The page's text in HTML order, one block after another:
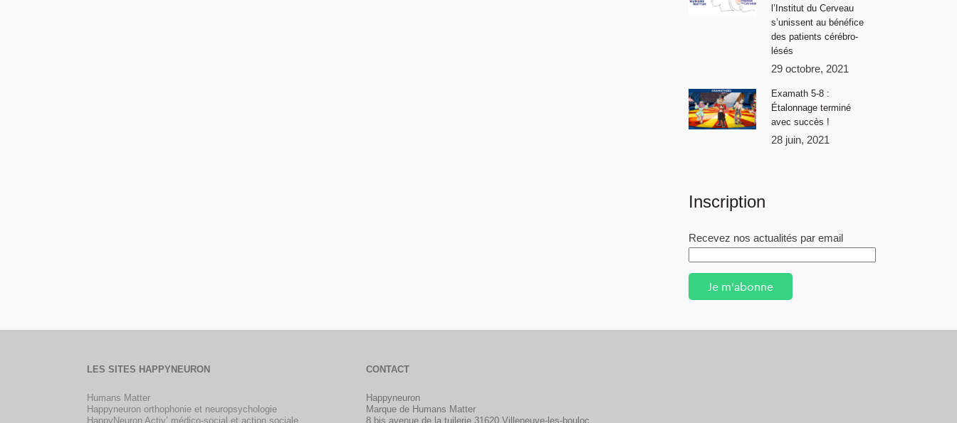
l’Institut du Cerveau
s’unissent au bénéfice
des patients cérébro-
lésés
29 octobre, 2021
Examath 5-8 :
Étalonnage terminé
avec succès !
28 juin, 2021
Inscription
Recevez nos actualités par email
Je m'abonne
LES SITES HAPPYNEURON
Humans Matter
Happyneuron orthophonie et neuropsychologie
HappyNeuron Activ’ médico-social et action sociale
CONTACT
Happyneuron
Marque de Humans Matter
8 bis avenue de la tuilerie 31620 Villeneuve-les-bouloc